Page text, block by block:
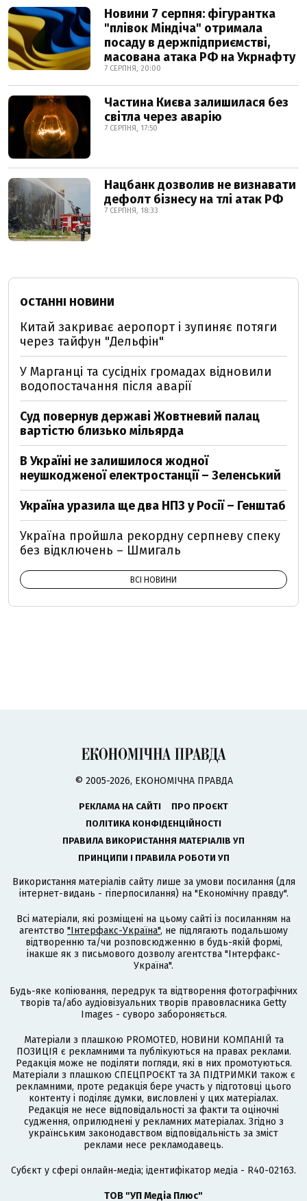
Новини 7 серпня: фігурантка
"плівок Міндіча" отримала
посаду в держпідприємстві,
масована атака РФ на Укрнафту
7 СЕРПНЯ, 20:00
Частина Києва залишилася без
світла через аварію
7 СЕРПНЯ, 17:50
Нацбанк дозволив не визнавати
дефолт бізнесу на тлі атак РФ
7 СЕРПНЯ, 18:33
ОСТАННІ НОВИНИ
Китай закриває аеропорт і зупиняє потяги
через тайфун "Дельфін"
У Марганці та сусідніх громадах відновили
водопостачання після аварії
Суд повернув державі Жовтневий палац
вартістю близько мільярда
В Україні не залишилося жодної
неушкодженої електростанції – Зеленський
Україна уразила ще два НПЗ у Росії – Генштаб
Україна пройшла рекордну серпневу спеку
без відключень – Шмигаль
ВСІ НОВИНИ
© 2005-2026, ЕКОНОМІЧНА ПРАВДА
РЕКЛАМА НА САЙТІ
ПРО ПРОЄКТ
ПОЛІТИКА КОНФІДЕНЦІЙНОСТІ
ПРАВИЛА ВИКОРИСТАННЯ МАТЕРІАЛІВ УП
ПРИНЦИПИ І ПРАВИЛА РОБОТИ УП
Використання матеріалів сайту лише за умови посилання (для
інтернет-видань - гіперпосилання) на "Економічну правду".
Всі матеріали, які розміщені на цьому сайті із посиланням на
агентство "Інтерфакс-Україна", не підлягають подальшому
відтворенню та/чи розповсюдженню в будь-якій формі,
інакше як з письмового дозволу агентства "Інтерфакс-
Україна".
Будь-яке копіювання, передрук та відтворення фотографічних
творів та/або аудіовізуальних творів правовласника Getty
Images - суворо забороняється.
Матеріали з плашкою PROMOTED, НОВИНИ КОМПАНІЙ та
ПОЗИЦІЯ є рекламними та публікуються на правах реклами.
Редакція може не поділяти погляди, які в них промотуються.
Матеріали з плашкою СПЕЦПРОЄКТ та ЗА ПІДТРИМКИ також є
рекламними, проте редакція бере участь у підготовці цього
контенту і поділяє думки, висловлені у цих матеріалах.
Редакція не несе відповідальності за факти та оціночні
судження, оприлюднені у рекламних матеріалах. Згідно з
українським законодавством відповідальність за зміст
реклами несе рекламодавець.
Cубєкт у сфері онлайн-медіа; ідентифікатор медіа - R40-02163.
ТОВ "УП Медіа Плюс"